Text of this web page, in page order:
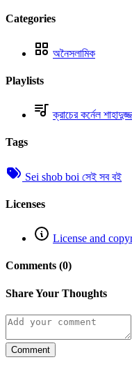
Categories
অনৈসলামিক
Playlists
ক্রাচের কর্নেল
Tags
Sei shob boi সেই সব বই
Licenses
License and
Comments (0)
Share Your Thoughts
Comment